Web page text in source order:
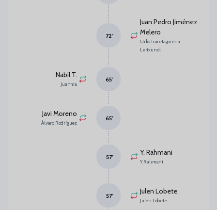
Juan Pedro Jiménez
Melero
Urko Iruretagoiena
Lertxundi
72’
Nabil T.
Juanma
65’
Javi Moreno
Álvaro Rodríguez
65’
Y. Rahmani
Y. Rahmani
57’
Julen Lobete
Julen Lobete
57’